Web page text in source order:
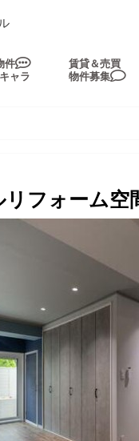
件
ャラ
賃貸＆売買
物件募集
フォーム空